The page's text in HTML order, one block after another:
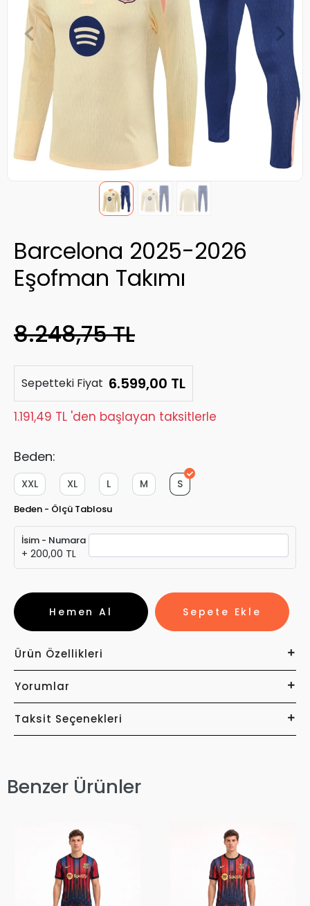
Barcelona 2025-2026
Eşofman Takımı
8.248,75 TL
Sepetteki Fiyat 6.599,00 TL
1.191,49 TL 'den başlayan taksitlerle
Beden:
S
M
L
XL
XXL
Beden - Ölçü Tablosu
İsim - Numara
+ 200,00 TL
Sepete Ekle
Hemen Al
Ürün Özellikleri
Yorumlar
Taksit Seçenekleri
Benzer Ürünler